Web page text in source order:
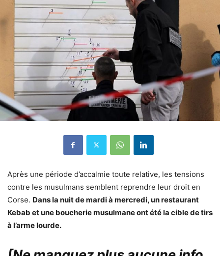
Après une période d’accalmie toute relative, les tensions
contre les musulmans semblent reprendre leur droit en
Corse. Dans la nuit de mardi à mercredi, un restaurant
Kebab et une boucherie musulmane ont été la cible de tirs
à l’arme lourde.